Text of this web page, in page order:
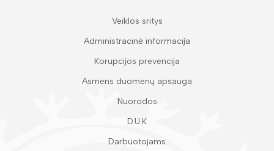
Veiklos sritys
Administracinė informacija
Korupcijos prevencija
Asmens duomenų apsauga
Nuorodos
D.U.K
Darbuotojams